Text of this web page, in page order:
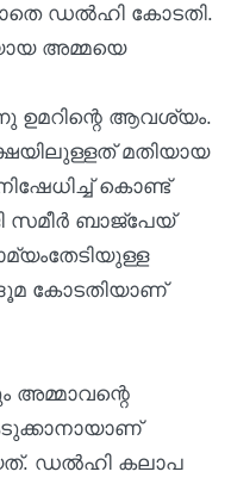
ഡൽഹി കോടതി.
അമ്മയെ
ഉമറിന്റെ ആവശ്യം.
മതിയായ
കൊണ്ട്
ബാജ്‌പേയ്
കോടതിയാണ്
അമ്മാവന്റെ
ഡൽഹി കലാപ